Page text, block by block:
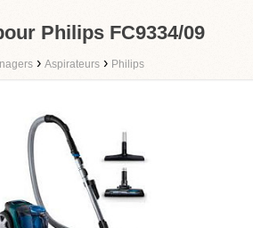
Philips FC9334/09
› Aspirateurs › Philips